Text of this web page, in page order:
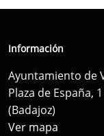
Información
Ayuntamiento de
Plaza de España,
(Badajoz)
Ver mapa